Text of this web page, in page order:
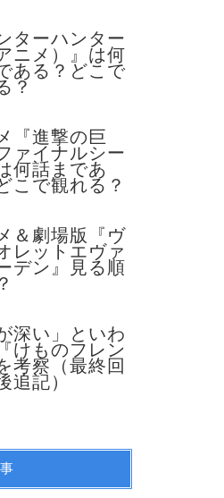
ターハンター
ニメ）』は何
ある？どこで
？
『進撃の巨
ァイナルシー
何話まであ
こで観れる？
＆劇場版『ヴ
レットエヴァ
デン』見る順
深い」といわ
けものフレン
考察（最終回
追記）